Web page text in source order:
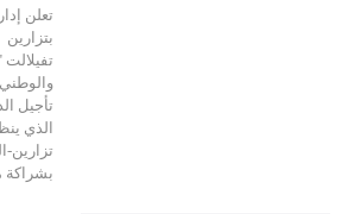
تعلن
تفيلالت
والوطني
تأجيل
الذي
تزارين-
بشراكة